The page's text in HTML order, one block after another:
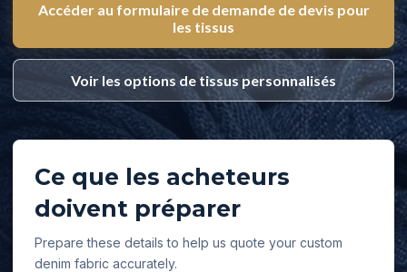
Accéder au formulaire de demande de devis pour
les tissus
Voir les options de tissus personnalisés
Ce que les acheteurs
doivent préparer
Prepare these details to help us quote your custom
denim fabric accurately.